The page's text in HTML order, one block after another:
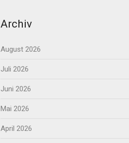
Archiv
August 2026
Juli 2026
Juni 2026
Mai 2026
April 2026